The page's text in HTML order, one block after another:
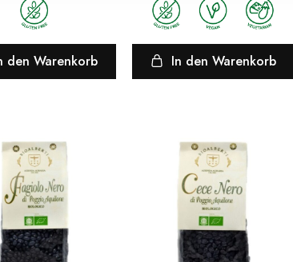
den Warenkorb In den Warenkorb